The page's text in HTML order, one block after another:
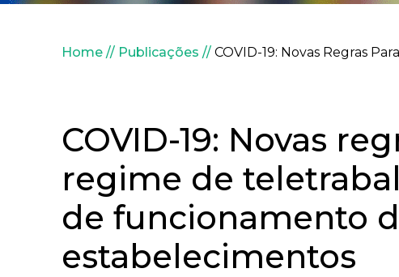
Navegação estrutural
Home Publicações COVID-19: Novas Regras
COVID-19: Novas
regime de
de funcionamento
estabelecimentos